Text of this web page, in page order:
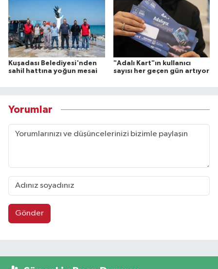
Kuşadası Belediyesi'nden
sahil hattına yoğun mesai
"Adalı Kart"ın kullanıcı
sayısı her geçen gün artıyor
Yorumlar
Gönder